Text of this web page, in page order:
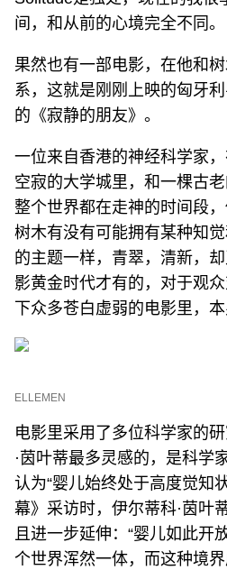
间，和从前的心境完全不同。
果然也有一部电影，在他和
系，这就是刚刚上映的匈牙
的《寂静的朋友》。
一位来自香港的神经科学家
空寂的大学城里，和一棵古
整个世界都在走神的时间段
树木有没有可能拥有某种知
的主题一样，青翠，清新，
影黄金时代才有的，对于观
下众多苍白虚弱的电影里，
ELLEMEN
电影里采用了多位科学家的
·茵叶蒂最多灵感的，是科学
认为“婴儿始终处于高度觉知
幕》采访时，伊尔蒂科·茵叶
且进一步延伸：“婴儿如此开
个世界浑然一体，而这种境